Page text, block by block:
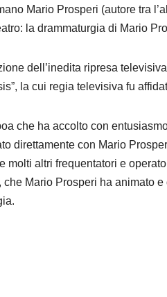
Mario Prosperi (autore tra
la drammaturgia di Mario
dell’inedita ripresa
la cui regia televisiva fu
che ha accolto con
direttamente con Mario
molti altri frequentatori e
Mario Prosperi ha animato